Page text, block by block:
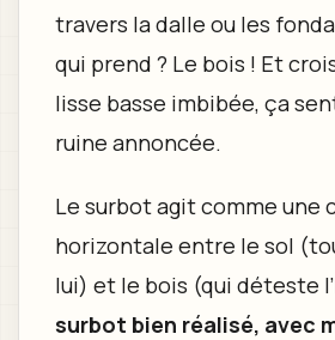
travers la dalle ou les
qui prend ? Le bois ! Et
lisse basse imbibée, ça
ruine annoncée.
Le surbot agit comme une
horizontale entre le sol
lui) et le bois (qui déteste
surbot bien réalisé, avec